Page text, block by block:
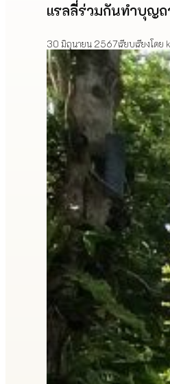
แรลลี่ร่วมกันทำบุญถ
30 มิถุนายน 2567เรียบเรียงโด